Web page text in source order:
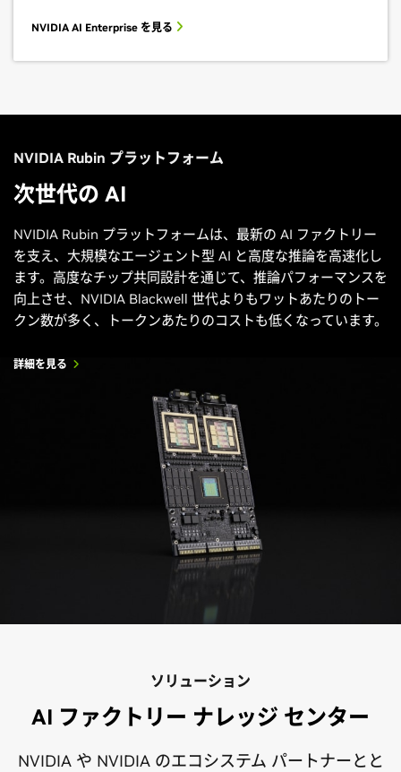
NVIDIA AI Enterprise を見る
NVIDIA Rubin プラットフォーム
次世代の AI
NVIDIA Rubin プラットフォームは、最新の AI ファクトリー
を支え、大規模なエージェント型 AI と高度な推論を高速化し
ます。高度なチップ共同設計を通じて、推論パフォーマンスを
向上させ、NVIDIA Blackwell 世代よりもワットあたりのトー
クン数が多く、トークンあたりのコストも低くなっています。
詳細を見る
ソリューション
AI ファクトリー ナレッジ センター
NVIDIA や NVIDIA のエコシステム パートナーとと